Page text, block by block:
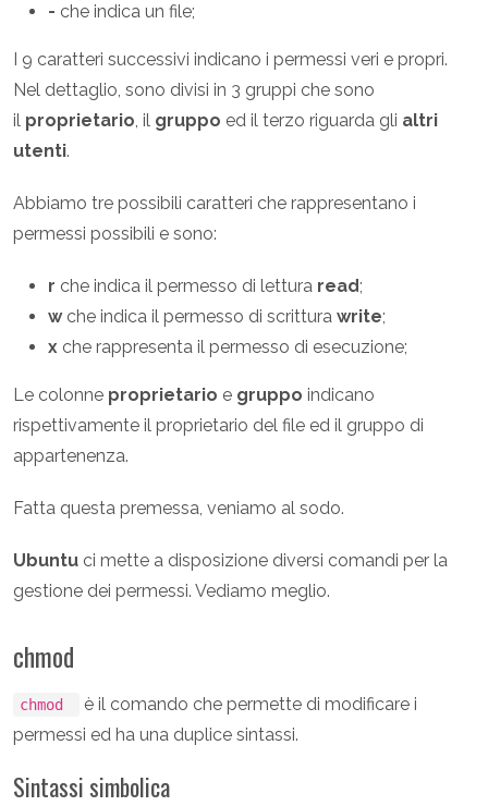
- che indica un file;
I 9 caratteri successivi indicano i permessi veri e propri.
Nel dettaglio, sono divisi in 3 gruppi che sono
il proprietario, il gruppo ed il terzo riguarda gli altri
utenti.
Abbiamo tre possibili caratteri che rappresentano i
permessi possibili e sono:
r che indica il permesso di lettura read;
wche indica il permesso di scrittura write;
x che rappresenta il permesso di esecuzione;
Le colonne proprietario e gruppo indicano
rispettivamente il proprietario del file ed il gruppo di
appartenenza.
Fatta questa premessa, veniamo al sodo.
Ubuntu ci mette a disposizione diversi comandi per la
gestione dei permessi. Vediamo meglio.
chmod
chmod
è il comando che permette di modificare i
permessi ed ha una duplice sintassi.
Sintassi simbolica